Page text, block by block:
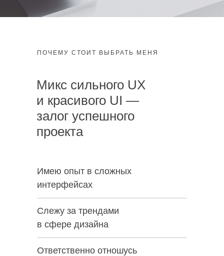
Микс сильного UX
и красивого UI —
залог успешного
проекта
ПОЧЕМУ СТОИТ ВЫБРАТЬ МЕНЯ
Имею опыт в сложных
интерфейсах
Слежу за трендами
в сфере дизайна
Ответственно отношусь